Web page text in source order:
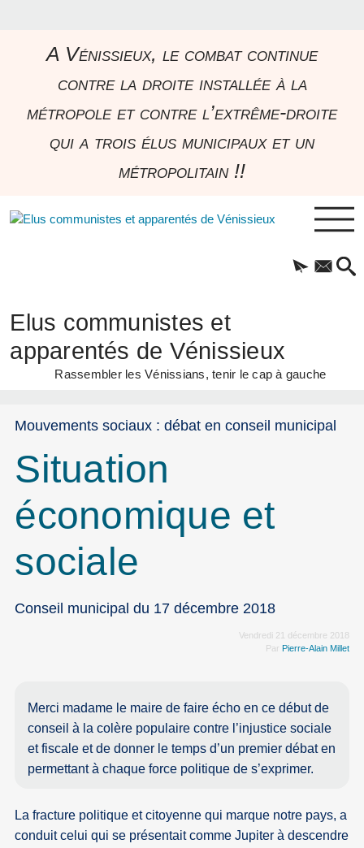
A Vénissieux, le combat continue
contre la droite installée à la
métropole et contre l’extrême-droite
qui a trois élus municipaux et un
métropolitain !!
Elus communistes et
apparentés de Vénissieux
Rassembler les Vénissians, tenir le cap à gauche
Mouvements sociaux : débat en conseil municipal
Situation
économique et
sociale
Conseil municipal du 17 décembre 2018
Vendredi 21 décembre 2018
Par Pierre-Alain Millet
Merci madame le maire de faire écho en ce début de
conseil à la colère populaire contre l’injustice sociale
et fiscale et de donner le temps d’un premier débat en
permettant à chaque force politique de s’exprimer.
La fracture politique et citoyenne qui marque notre pays, a
conduit celui qui se présentait comme Jupiter à descendre